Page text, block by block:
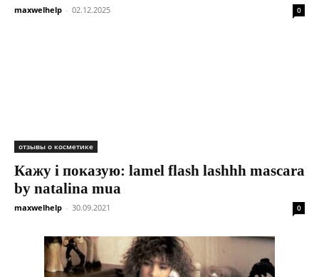
maxwelhelp - 02.12.2025 0
отзывы о косметике
Кажу і показую: lamel flash lashhh mascara
by natalina mua
maxwelhelp - 30.09.2021 0